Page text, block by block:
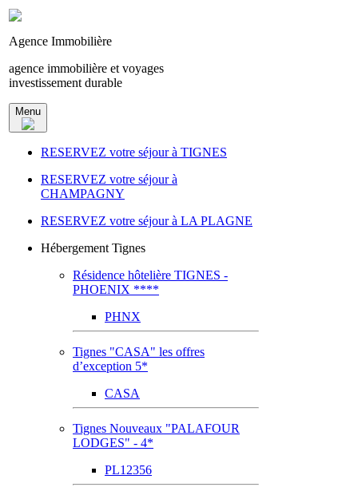
Agence Immobilière
agence immobilière et voyages
investissement durable
Menu
RESERVEZ votre séjour à TIGNES
RESERVEZ votre séjour à
CHAMPAGNY
RESERVEZ votre séjour à LA PLAGNE
Hébergement Tignes
Résidence hôtelière TIGNES -
PHOENIX ****
PHNX
Tignes "CASA" les offres
d’exception 5*
CASA
Tignes Nouveaux "PALAFOUR
LODGES" - 4*
PL12356